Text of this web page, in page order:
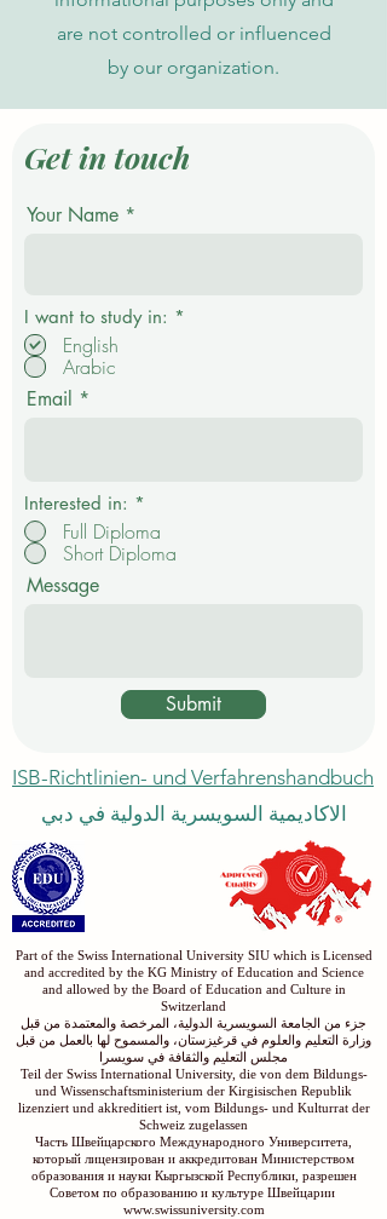
are not controlled or influenced
by our organization.
Get in touch
Your Name
I want to study in: *
English
Arabic
Email
Interested in: *
Full Diploma
Short Diploma
Message
Submit
ISB-Richtlinien- und Verfahrenshandbuch
الاكاديمية السويسرية الدولية في دبي
Part of the Swiss International University SIU which is Licensed
and accredited by the KG Ministry of Education and Science
and allowed by the Board of Education and Culture in
Switzerland
جزء من الجامعة السويسرية الدولية، المرخصة والمعتمدة من قبل
وزارة التعليم والعلوم في قرغيزستان، والمسموح لها بالعمل من قبل
مجلس التعليم والثقافة في سويسرا
Teil der Swiss International University, die von dem Bildungs-
und Wissenschaftsministerium der Kirgisischen Republik
lizenziert und akkreditiert ist, vom Bildungs- und Kulturrat der
Schweiz zugelassen
Часть Швейцарского Международного Университета,
который лицензирован и аккредитован Министерством
образования и науки Кыргызской Республики, разрешен
Советом по образованию и культуре Швейцарии
www.swissuniversity.com